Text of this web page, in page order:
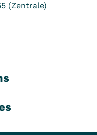
(Zentrale)